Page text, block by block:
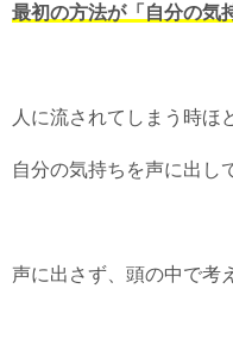
最初の方法が「自分の気
人に流されてしまう時ほ
自分の気持ちを声に出し
声に出さず、頭の中で考